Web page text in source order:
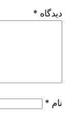
دیدگاه *
نام *